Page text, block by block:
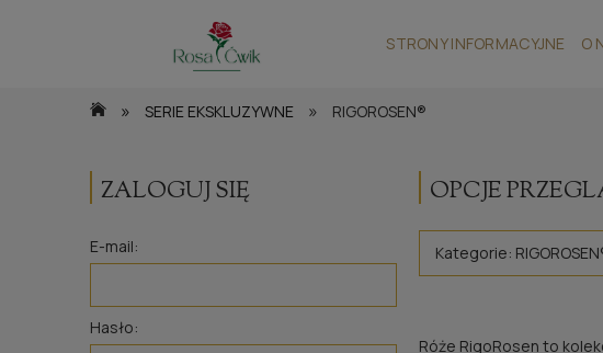
STRONY INFORMACYJNE O
» SERIE EKSKLUZYWNE » RIGOROSEN®
ZALOGUJ SIĘ
E-mail:
Hasło:
OPCJE
Kategorie:
Róże RigoRosen to